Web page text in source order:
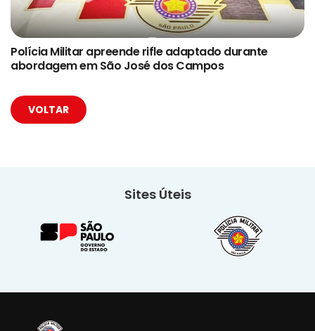
Polícia Militar apreende rifle adaptado durante
abordagem em São José dos Campos
VOLTAR
Sites Úteis